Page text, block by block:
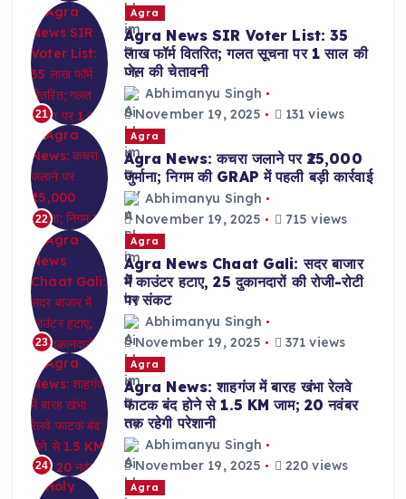
21
Agra
Agra News SIR Voter List: 35
लाख फॉर्म वितरित; गलत सूचना पर 1 साल की
जेल की चेतावनी
Abhimanyu Singh
November 19, 2025
131 views
22
Agra
Agra News: कचरा जलाने पर ₹25,000
जुर्माना; निगम की GRAP में पहली बड़ी कार्रवाई
Abhimanyu Singh
November 19, 2025
715 views
23
Agra
Agra News Chaat Gali: सदर बाजार
में काउंटर हटाए, 25 दुकानदारों की रोजी-रोटी
पर संकट
Abhimanyu Singh
November 19, 2025
371 views
24
Agra
Agra News: शाहगंज में बारह खंभा रेलवे
फाटक बंद होने से 1.5 KM जाम; 20 नवंबर
तक रहेगी परेशानी
Abhimanyu Singh
November 19, 2025
220 views
Agra